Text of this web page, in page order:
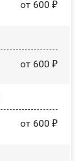
от 600 ₽
от 600 ₽
от 600 ₽